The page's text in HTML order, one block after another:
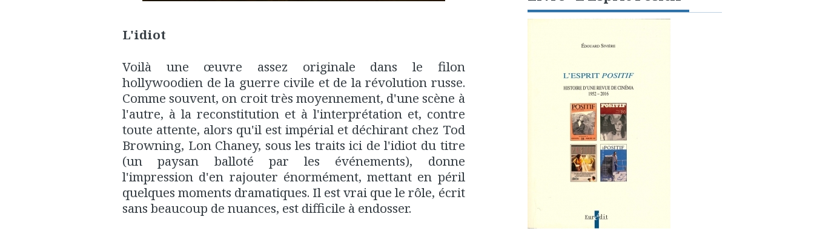
L'idiot
Voilà une œuvre assez originale dans le filon
hollywoodien de la guerre civile et de la révolution russe.
Comme souvent, on croit très moyennement, d'une scène à
l'autre, à la reconstitution et à l'interprétation et, contre
toute attente, alors qu'il est impérial et déchirant chez Tod
Browning, Lon Chaney, sous les traits ici de l'idiot du titre
(un paysan balloté par les événements), donne
l'impression d'en rajouter énormément, mettant en péril
quelques moments dramatiques. Il est vrai que le rôle, écrit
sans beaucoup de nuances, est difficile à endosser.